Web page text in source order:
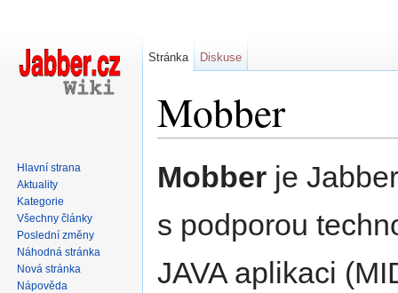
Mobber
Mobber je
s podporou
JAVA aplikaci
Stránka Diskuse
Hlavní strana
Aktuality
Kategorie
Všechny články
Poslední změny
Náhodná stránka
Nová stránka
Nápověda